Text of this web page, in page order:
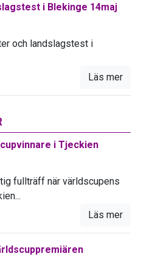
i Blekinge 14maj
och landslagstest i
Läs mer
i Tjeckien
fullträff när världscupens
Läs mer